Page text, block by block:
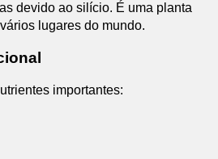
devido ao silício. É uma planta
lugares do mundo.
importantes: